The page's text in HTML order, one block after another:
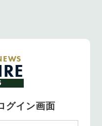
グイン画面